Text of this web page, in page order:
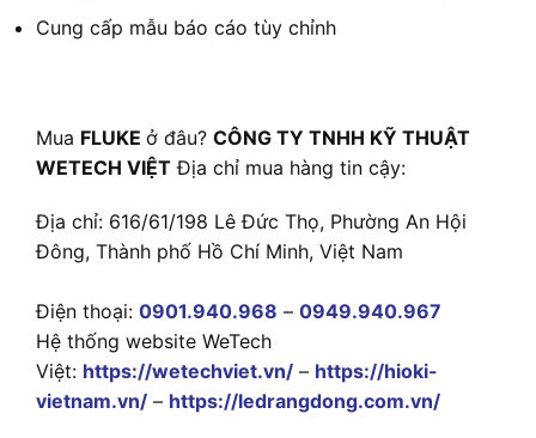
Cung cấp mẫu báo cáo tùy chỉnh
Mua FLUKE ở đâu? CÔNG TY TNHH KỸ THUẬT
WETECH VIỆT Địa chỉ mua hàng tin cậy:
Địa chỉ: 616/61/198 Lê Đức Thọ, Phường An Hội
Đông, Thành phố Hồ Chí Minh, Việt Nam
Điện thoại: 0901.940.968 – 0949.940.967
Hệ thống website WeTech
Việt: https://wetechviet.vn/ – https://hioki-
vietnam.vn/ – https://ledrangdong.com.vn/